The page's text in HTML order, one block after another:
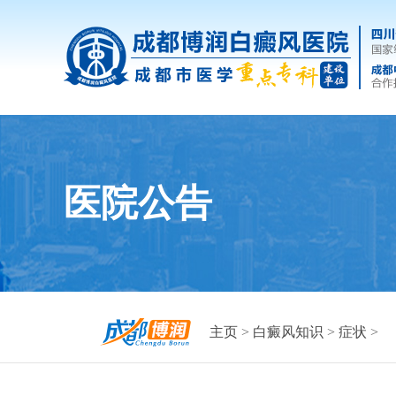
医院公告
主页 > 白癜风知识 > 症状 >